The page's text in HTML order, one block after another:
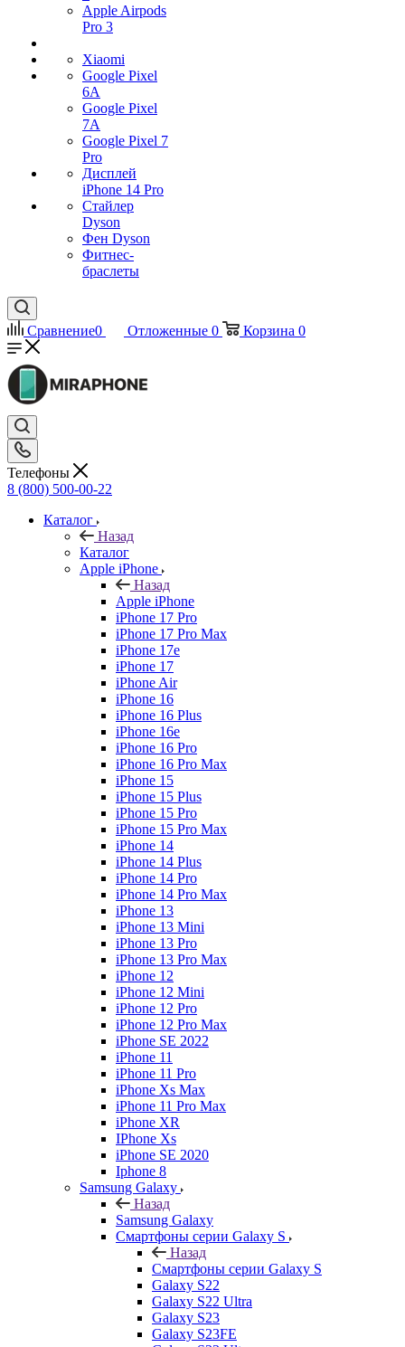
Apple Airpods
Pro 3
Xiaomi
Google Pixel
6A
Google Pixel
7А
Google Pixel 7
Pro
Дисплей
iPhone 14 Pro
Стайлер
Dyson
Фен Dyson
Фитнес-
браслеты
Сравнение0 Отложенные 0 Корзина 0
Телефоны
8 (800) 500-00-22
Каталог
Назад
Каталог
Apple iPhone
Назад
Apple iPhone
iPhone 17 Pro
iPhone 17 Pro Max
iPhone 17e
iPhone 17
iPhone Air
iPhone 16
iPhone 16 Plus
iPhone 16e
iPhone 16 Pro
iPhone 16 Pro Max
iPhone 15
iPhone 15 Plus
iPhone 15 Pro
iPhone 15 Pro Max
iPhone 14
iPhone 14 Plus
iPhone 14 Pro
iPhone 14 Pro Max
iPhone 13
iPhone 13 Mini
iPhone 13 Pro
iPhone 13 Pro Max
iPhone 12
iPhone 12 Mini
iPhone 12 Pro
iPhone 12 Pro Max
iPhone SE 2022
iPhone 11
iPhone 11 Pro
iPhone Xs Max
iPhone 11 Pro Max
iPhone XR
IPhone Xs
iPhone SE 2020
Iphone 8
Samsung Galaxy
Назад
Samsung Galaxy
Смартфоны серии Galaxy S
Назад
Смартфоны серии Galaxy S
Galaxy S22
Galaxy S22 Ultra
Galaxy S23
Galaxy S23FE